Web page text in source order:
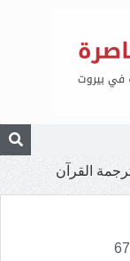
القرآن